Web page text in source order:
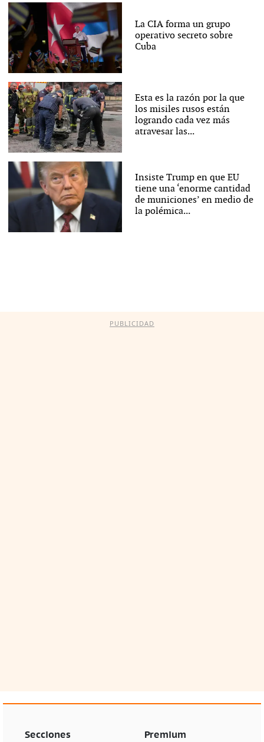
La CIA forma un grupo
operativo secreto sobre
Cuba
Esta es la razón por la que
los misiles rusos están
logrando cada vez más
atravesar las...
Insiste Trump en que EU
tiene una ‘enorme cantidad
de municiones’ en medio de
la polémica...
PUBLICIDAD
Secciones Premium